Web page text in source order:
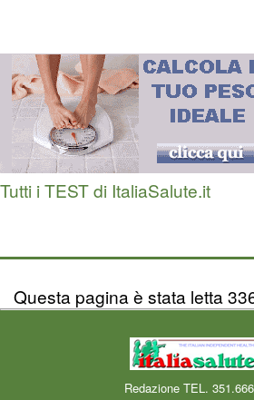
Tutti i TEST di ItaliaSalute.it
Questa pagina è stata letta
Redazione TEL.